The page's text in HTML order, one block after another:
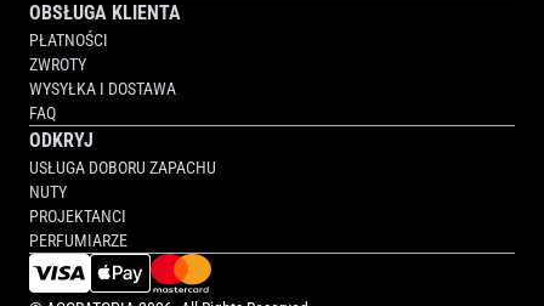
OBSŁUGA KLIENTA
PŁATNOŚCI
ZWROTY
WYSYŁKA I DOSTAWA
FAQ
ODKRYJ
USŁUGA DOBORU ZAPACHU
NUTY
PROJEKTANCI
PERFUMIARZE